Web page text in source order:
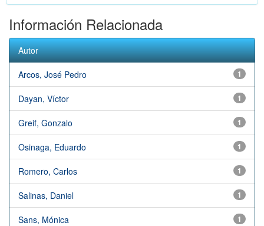
Información Relacionada
Autor
1
Arcos, José Pedro
1
Dayan, Víctor
1
Greif, Gonzalo
1
Osinaga, Eduardo
1
Romero, Carlos
1
Salinas, Daniel
1
Sans, Mónica